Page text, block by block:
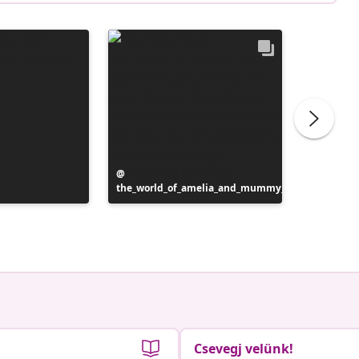
közzétevője
the_world_of_amelia_and_mummy_
Csevegj velünk!